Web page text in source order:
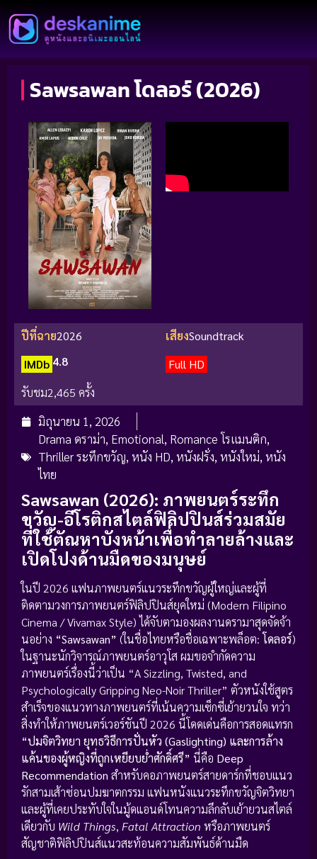
Sawsawan โดลอร์ (2026)
ปีที่ฉาย2026 เสียงSoundtrack
IMDb 4.8
Full HD
รับชม2,465 ครั้ง
มิถุนายน 1, 2026
Drama ดราม่า, Emotional, Romance โรแมนติก,
Thriller ระทึกขวัญ, หนัง HD, หนังฝรั่ง, หนังใหม่, หนัง
ไทย
Sawsawan (2026): ภาพยนตร์ระทึก
ขวัญ-อีโรติกสไตล์ฟิลิปปินส์ร่วมสมัย
ที่ใช้ตัณหาบังหน้าเพื่อทำลายล้างและ
เปิดโปงด้านมืดของมนุษย์
ในปี 2026 แฟนภาพยนตร์แนวระทึกขวัญผู้ใหญ่และผู้ที่
ติดตามวงการภาพยนตร์ฟิลิปปินส์ยุคใหม่ (Modern Filipino
Cinema / Vivamax Style) ได้จับตามองผลงานดรามาสุดจัดจ้า
นอย่าง “Sawsawan” (ในชื่อไทยหรือชื่อเฉพาะพล็อต: โดลอร์)
ในฐานะนักวิจารณ์ภาพยนตร์อาวุโส ผมขอจำกัดความ
ภาพยนตร์เรื่องนี้ว่าเป็น “A Sizzling, Twisted, and
Psychologically Gripping Neo-Noir Thriller” ตัวหนังใช้สูตร
สำเร็จของแนวทางภาพยนตร์ที่เน้นความเซ็กซี่เย้ายวนใจ ทว่า
สิ่งทำให้ภาพยนตร์เวอร์ชันปี 2026 นี้โดดเด่นคือการสอดแทรก
“ปมจิตวิทยา ยุทธวิธีการปั่นหัว (Gaslighting) และการล้าง
แค้นของผู้หญิงที่ถูกเหยียบย่ำศักดิ์ศรี” นี่คือ Deep
Recommendation สำหรับคอภาพยนตร์สายดาร์กที่ชอบแนว
รักสามเส้าซ่อนปมฆาตกรรม แฟนหนังแนวระทึกขวัญจิตวิทยา
และผู้ที่เคยประทับใจในมู้ดแอนด์โทนความลึกลับเย้ายวนสไตล์
เดียวกับ Wild Things, Fatal Attraction หรือภาพยนตร์
สัญชาติฟิลิปปินส์แนวสะท้อนความสัมพันธ์ด้านมืด